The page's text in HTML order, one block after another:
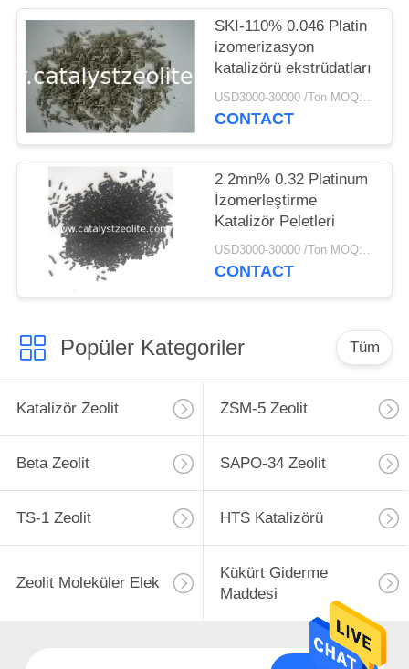
SKI-110% 0.046 Platin
izomerizasyon
katalizörü ekstrüdatları
USD3000-30000 /Ton MOQ:1 kg
CONTACT
2.2mn% 0.32 Platinum
İzomerleştirme
Katalizör Peletleri
USD3000-30000 /Ton MOQ:1 kg
CONTACT
Popüler Kategoriler Tüm
Katalizör Zeolit ZSM-5 Zeolit
Beta Zeolit SAPO-34 Zeolit
TS-1 Zeolit HTS Katalizörü
Zeolit ​​Moleküler Elek
Kükürt Giderme
Maddesi